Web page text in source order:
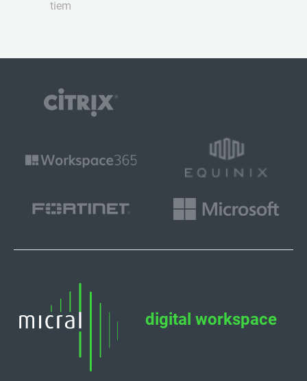
digital workspace